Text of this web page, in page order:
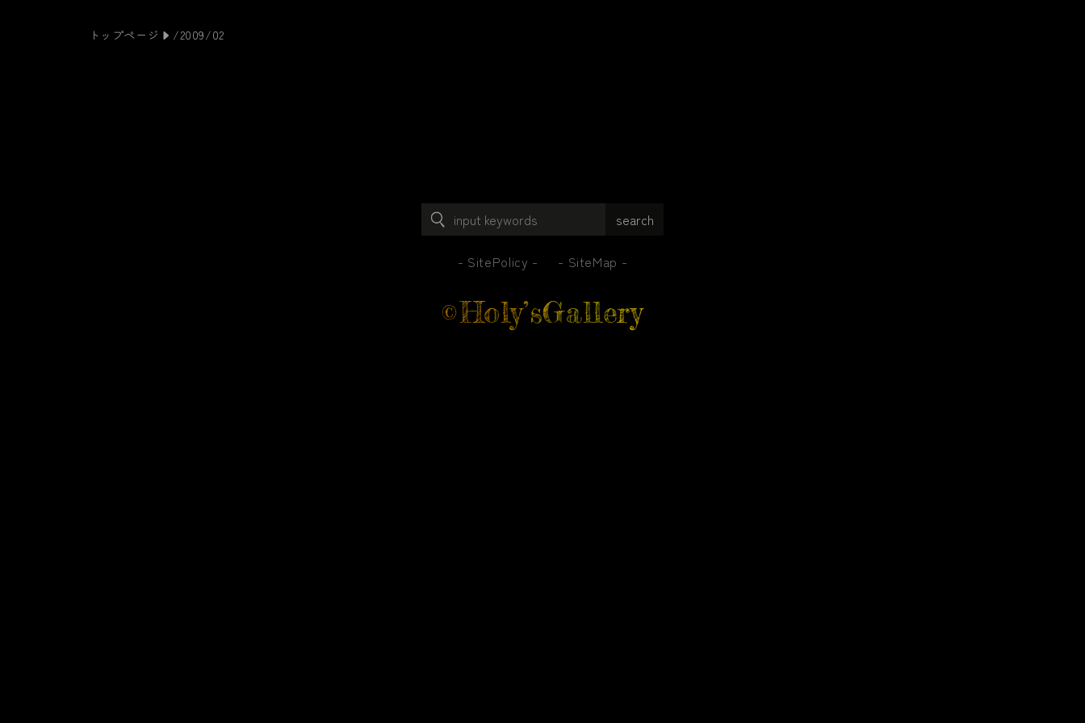
トップページ /2009/02
SitePolicy SiteMap
©Holy’sGallery